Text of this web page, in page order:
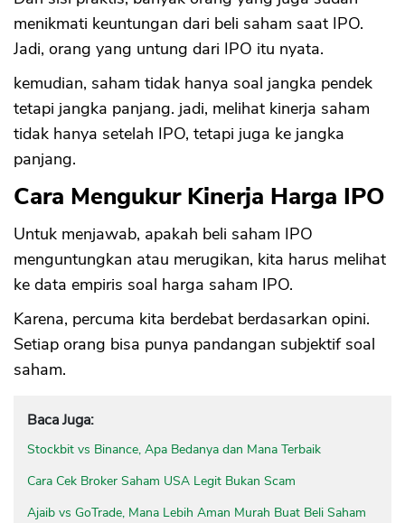
menikmati keuntungan dari beli saham saat IPO.
Jadi, orang yang untung dari IPO itu nyata.
kemudian, saham tidak hanya soal jangka pendek
tetapi jangka panjang. jadi, melihat kinerja saham
tidak hanya setelah IPO, tetapi juga ke jangka
panjang.
Cara Mengukur Kinerja Harga IPO
Untuk menjawab, apakah beli saham IPO
menguntungkan atau merugikan, kita harus melihat
ke data empiris soal harga saham IPO.
Karena, percuma kita berdebat berdasarkan opini.
Setiap orang bisa punya pandangan subjektif soal
saham.
Baca Juga:
Stockbit vs Binance, Apa Bedanya dan Mana Terbaik
Cara Cek Broker Saham USA Legit Bukan Scam
Ajaib vs GoTrade, Mana Lebih Aman Murah Buat Beli Saham